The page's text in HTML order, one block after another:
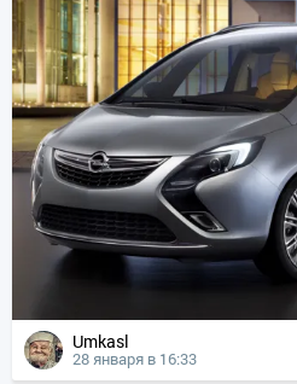
Umkasl
28 января в 16:33